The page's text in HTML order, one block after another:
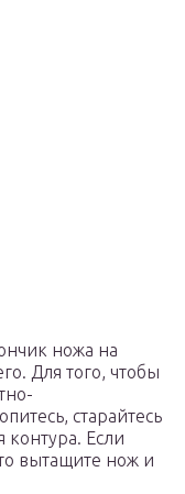
ножа на
Для того, чтобы
старайтесь
контура. Если
вытащите нож и